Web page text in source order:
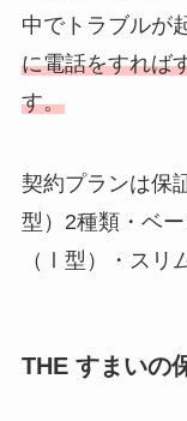
中でトラブルが
に電話をすれば
す。
契約プランは保
型）2種類・ベ
（Ⅰ型）・スリ
THE すまいの